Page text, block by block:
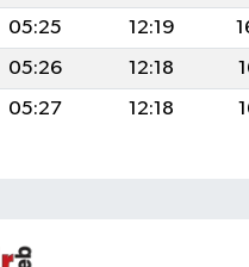
05:25 12:19
05:26 12:18
05:27 12:18